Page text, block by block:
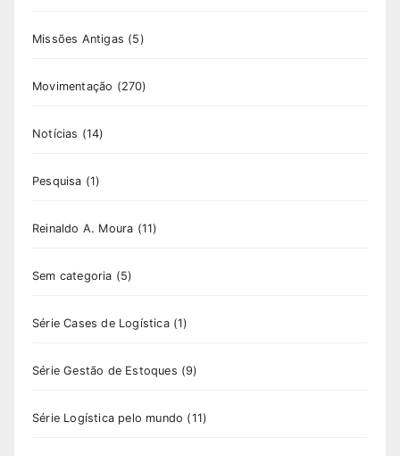
Missões Antigas (5)
Movimentação (270)
Notícias (14)
Pesquisa (1)
Reinaldo A. Moura (11)
Sem categoria (5)
Série Cases de Logística(1)
Série Gestão de Estoques (9)
Série Logística pelo mundo (11)